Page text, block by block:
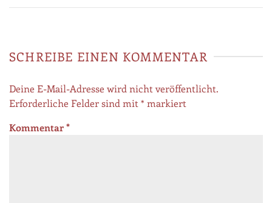
SCHREIBE EINEN KOMMENTAR
Deine E-Mail-Adresse wird nicht veröffentlicht.
Erforderliche Felder sind mit * markiert
Kommentar*